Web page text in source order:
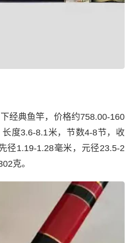
经典鱼竿，价格约758.00-160
度3.6-8.1米，节数4-8节，收
径1.19-1.28毫米，元径23.5-2
克。